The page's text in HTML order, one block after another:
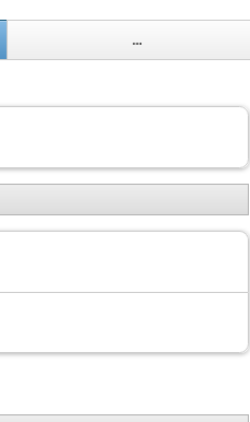
...